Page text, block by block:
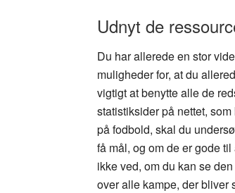
Udnyt de
Du har allerede en stor
muligheder for, at du
vigtigt at benytte alle de
statistiksider på nettet,
på fodbold, skal du
få mål, og om de er gode
ikke ved, om du kan se
over alle kampe, der bliver